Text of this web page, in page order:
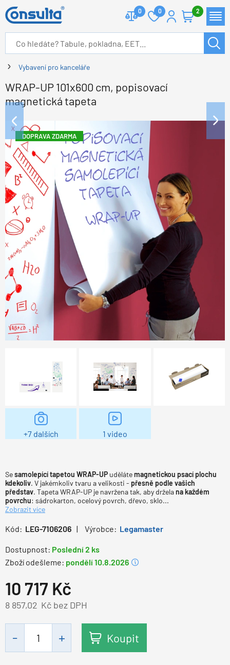
0 0 2
Vybavení pro kanceláře
WRAP-UP 101x600 cm, popisovací
magnetická tapeta
DOPRAVA ZDARMA
+7 dalších 1 video
Sesamolepící tapetou WRAP-UP udělátemagnetickou psací plochu
kdekoliv. V jakémkoliv tvaru a velikosti - přesně podle vašich
představ. Tapeta WRAP-UP je navržena tak, aby drželana každém
povrchu: sádrokarton, ocelový povrch, dřevo, sklo...
Zobrazit více
Kód: LEG-7106206 Výrobce: Legamaster
Dostupnost: Poslední 2 ks
Zboží odešleme: pondělí 10.8.2026
10 717 Kč
Kč bez DPH
8 857,02
Koupit